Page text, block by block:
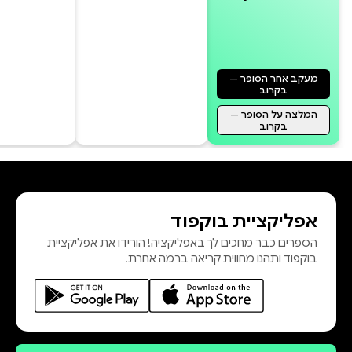
מעקב אחר הסופר —
בקרוב
המלצה על הסופר —
בקרוב
אפליקציית בוקפוד
הספרים כבר מחכים לך באפליקציה! הורידו את אפליקציית
בוקפוד ותהנו מחווית קריאה ברמה אחרת.